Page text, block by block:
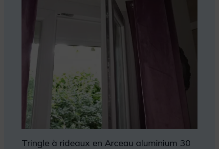
Tringle à rideaux en Arceau aluminium 30